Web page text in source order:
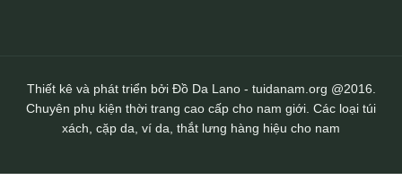
Thiết kê và phát triển bởi Đồ Da Lano - tuidanam.org @2016.
Chuyên phụ kiện thời trang cao cấp cho nam giới. Các loại túi
xách, cặp da, ví da, thắt lưng hàng hiệu cho nam